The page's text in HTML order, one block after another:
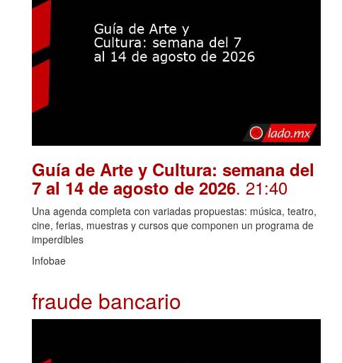
Guía de Arte y Cultura: semana del
7 al 14 de agosto de 2026. 21:40
Una agenda completa con variadas propuestas: música, teatro,
cine, ferias, muestras y cursos que componen un programa de
imperdibles
Infobae
fraude bancario